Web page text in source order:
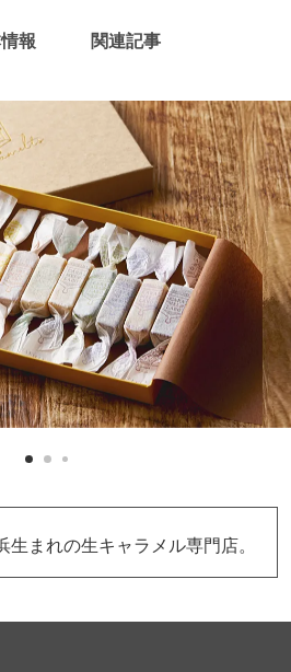
報 関連記事
まれの生キャラメル専門店。